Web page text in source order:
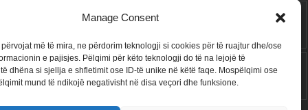
Manage Consent
përvojat më të mira, ne përdorim teknologji si cookies për të ruajtur dhe/ose
e pajisjes. Pëlqimi për këto teknologji do të na lejojë të
dhëna si sjellja e shfletimit ose ID-të unike në këtë faqe. Mospëlqimi ose
mund të ndikojë negativisht në disa veçori dhe funksione.
flet
258kFollowers Followers
340kSubscribers
Subscribe
184kFollowers
Follow